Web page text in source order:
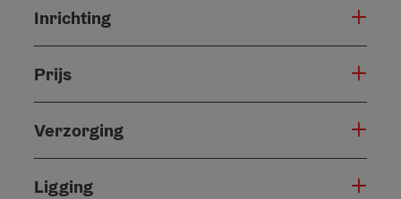
Inrichting
Prijs
Verzorging
Ligging